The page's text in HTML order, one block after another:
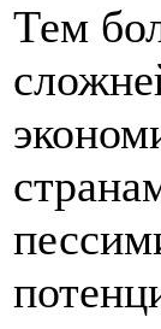
Тем